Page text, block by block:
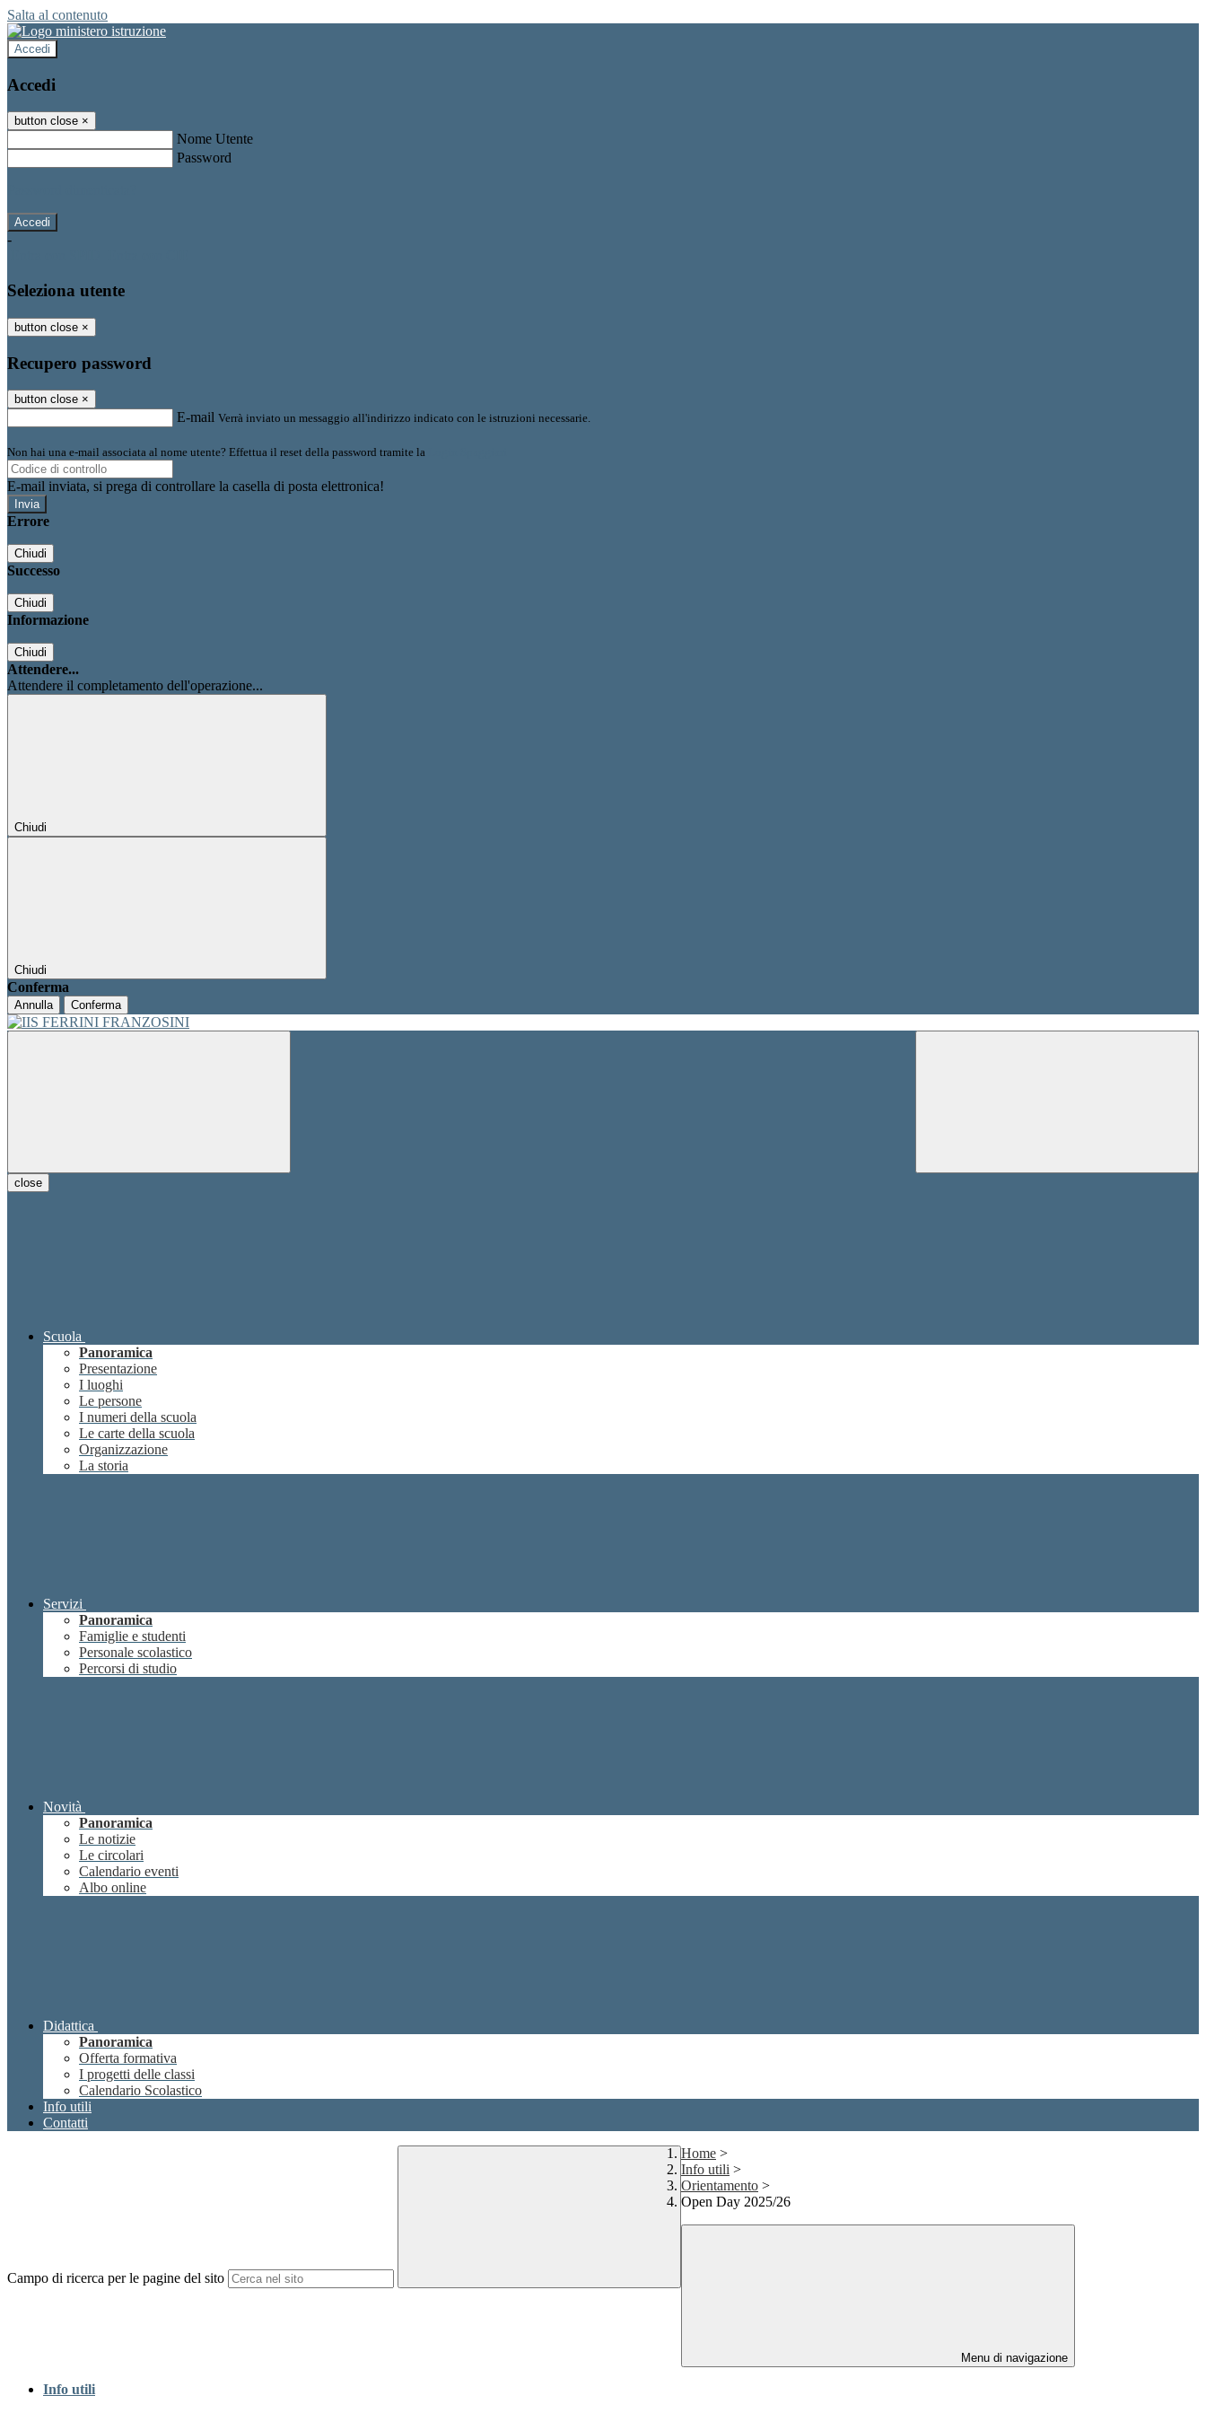
Salta al contenuto
Accedi
Accedi
button close ×
Nome Utente
Password
-
Seleziona utente
button close ×
Recupero password
button close ×
E-mail Verrà inviato un messaggio all'indirizzo indicato con le istruzioni necessarie.
Non hai una e-mail associata al nome utente? Effettua il reset della password tramite la
E-mail inviata, si prega di controllare la casella di posta elettronica!
Errore
Chiudi
Successo
Chiudi
Informazione
Chiudi
Attendere...
Attendere il completamento dell'operazione...
Chiudi
Chiudi
Conferma
Annulla Conferma
close
Scuola
Panoramica
Presentazione
I luoghi
Le persone
I numeri della scuola
Le carte della scuola
Organizzazione
La storia
Servizi
Panoramica
Famiglie e studenti
Personale scolastico
Percorsi di studio
Novità
Panoramica
Le notizie
Le circolari
Calendario eventi
Albo online
Didattica
Panoramica
Offerta formativa
I progetti delle classi
Calendario Scolastico
Info utili
Contatti
Campo di ricerca per le pagine del sito
Home >
Info utili >
Orientamento >
Open Day 2025/26
Menu di navigazione
Info utili